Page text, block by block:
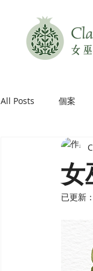
All Posts 個案
女
已更新：